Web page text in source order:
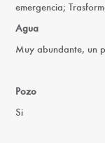
emergencia;
Agua
Muy abundante, un
Pozo
Si